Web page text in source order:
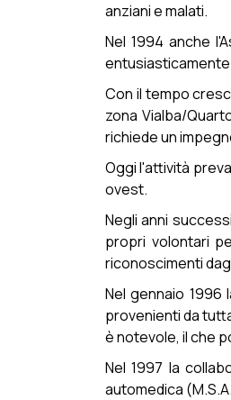
anziani e malati.
Nel 1994 anche
entusiasticamente
Con il tempo
zona Vialba/
richiede un
Oggi l'attività
ovest.
Negli anni
propri volontari
riconoscimenti
Nel gennaio
provenienti da
è notevole, il che
Nel 1997 la
automedica